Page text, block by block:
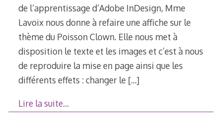
de l’apprentissage d’Adobe InDesign, Mme
Lavoix nous donne à refaire une affiche sur le
thème du Poisson Clown. Elle nous met à
disposition le texte et les images et c’est à nous
de reproduire la mise en page ainsi que les
différents effets : changer le […]
Lire la suite…